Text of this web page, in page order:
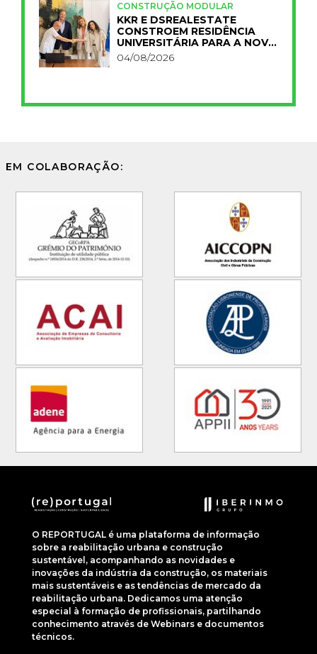
CONSTRUÇÃO MODULAR
KKR E DSREALESTATE
CONSTROEM RESIDÊNCIA
UNIVERSITÁRIA PARA A NOVA
FCT
04/08/2026
EM COLABORAÇÃO:
O REPORTUGAL é uma plataforma de informação
sobre a reabilitação urbana e construção
sustentável, acompanhando as novidades e
inovações da indústria da construção, os materiais
mais sustentáveis e as tendências de mercado da
reabilitação urbana. Dedicamos uma atenção
especial à formação de profissionais, partilhando
conhecimento através de Webinars e documentos
técnicos.